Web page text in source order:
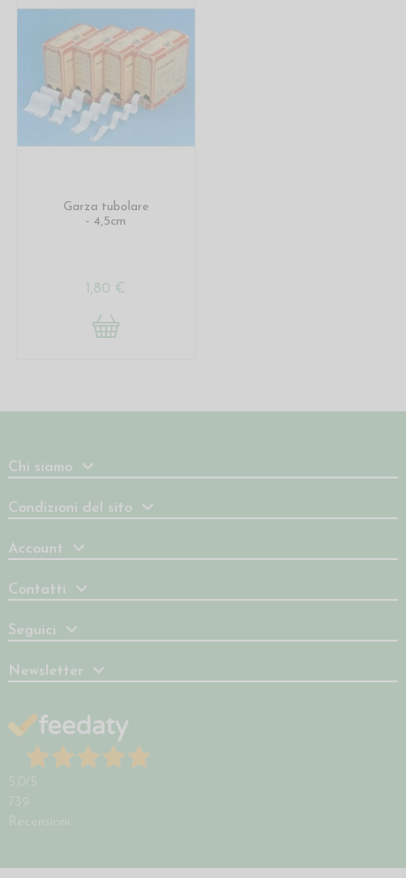
Garza tubolare
- 4,5cm
1,80 €
Chi siamo
Condizioni del sito
Account
Contatti
Seguici
Newsletter
5,0 /5
739
Recensioni